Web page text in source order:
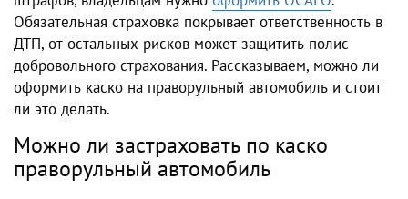
Обязательная страховка покрывает ответственность в
ДТП, от остальных рисков может защитить полис
добровольного страхования. Рассказываем, можно ли
оформить каско на праворульный автомобиль и стоит
ли это делать.
Можно ли застраховать по каско
праворульный автомобиль